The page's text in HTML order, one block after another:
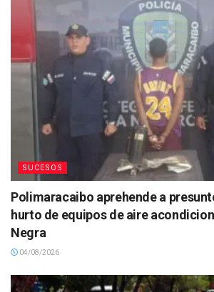
SUCESOS
Polimaracaibo aprehende a
hurto de equipos de aire
Negra
04/08/2026